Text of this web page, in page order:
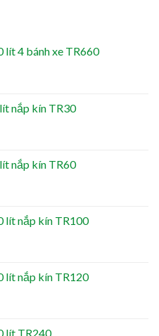
lít 4 bánh xe TR660
nắp kín TR30
nắp kín TR60
lít nắp kín TR100
lít nắp kín TR120
lít TR240